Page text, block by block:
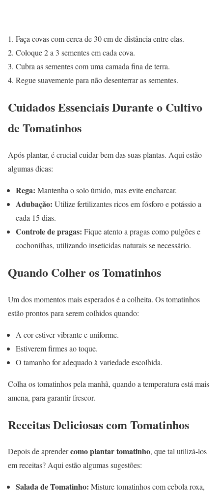
Faça covas com cerca de 30 cm de distância entre elas.
Coloque 2 a 3 sementes em cada cova.
Cubra as sementes com uma camada fina de terra.
Regue suavemente para não desenterrar as sementes.
Cuidados Essenciais Durante o Cultivo
de Tomatinhos
Após plantar, é crucial cuidar bem das suas plantas. Aqui estão
algumas dicas:
Rega: Mantenha o solo úmido, mas evite encharcar.
Adubação: Utilize fertilizantes ricos em fósforo e potássio a
cada 15 dias.
Controle de pragas: Fique atento a pragas como pulgões e
cochonilhas, utilizando inseticidas naturais se necessário.
Quando Colher os Tomatinhos
Um dos momentos mais esperados é a colheita. Os tomatinhos
estão prontos para serem colhidos quando:
A cor estiver vibrante e uniforme.
Estiverem firmes ao toque.
O tamanho for adequado à variedade escolhida.
Colha os tomatinhos pela manhã, quando a temperatura está mais
amena, para garantir frescor.
Receitas Deliciosas com Tomatinhos
Depois de aprendercomo plantar tomatinho, que tal utilizá-los
em receitas? Aqui estão algumas sugestões:
Salada de Tomatinho: Misture tomatinhos com cebola roxa,